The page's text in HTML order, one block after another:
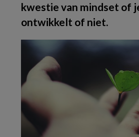
kwestie van mindset of
ontwikkelt of niet.